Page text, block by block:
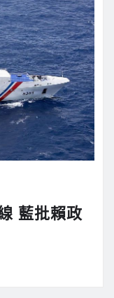
藍批賴政